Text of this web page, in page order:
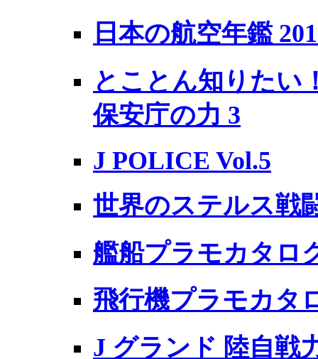
日本の航空年鑑
とことん知りたい
保安庁の力 3
J POLICE Vol.5
世界のステルス戦
艦船プラモカタロ
飛行機プラモカタ
J グランド 陸自戦